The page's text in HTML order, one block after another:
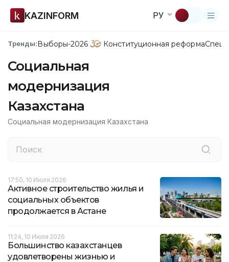
KAZINFORM РУ
Тренды:Выборы-2026 Конституционная реформа
Социальная
модернизация
Казахстана
Социальная модернизация Казахстана
17:50, 10 Июля 2026
Активное строительство жилья и
социальных объектов
продолжается в Астане
11:24, 10 Июля 2026
Большинство казахстанцев
удовлетворены жизнью и